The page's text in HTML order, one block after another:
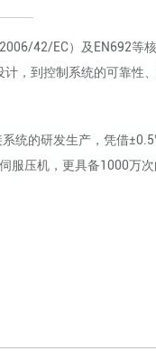
42/EC）及EN692等
，到控制系统的可靠性
统的研发生产，凭借
服压机，更具备1000万